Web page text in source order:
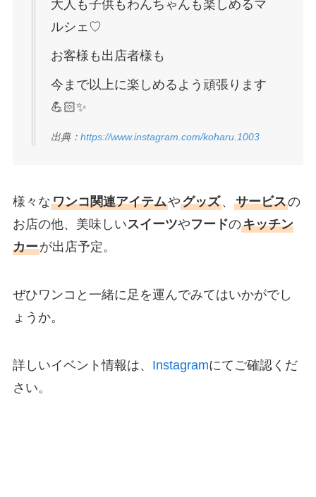
大人も子供もわんちゃんも楽しめるマ
ルシェ♡
お客様も出店者様も
今まで以上に楽しめるよう頑張ります
💪🏻✨
出典： https://www.instagram.com/koharu.1003
様々なワンコ関連アイテムやグッズ、 サービスの
お店の他、美味しいスイーツやフードのキッチン
カーが出店予定。
ぜひワンコと一緒に足を運んでみてはいかがでし
ょうか。
詳しいイベント情報は、 Instagramにてご確認くだ
さい。